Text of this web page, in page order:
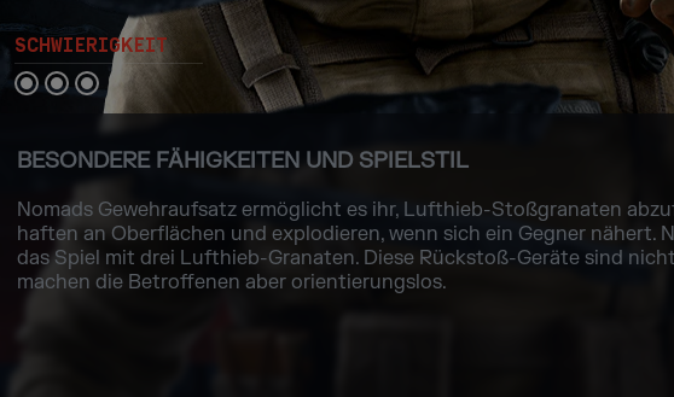
SCHWIERIGKEIT
BESONDERE FÄHIGKEITEN UND SPIELSTIL
Nomads Gewehraufsatz ermöglicht es ihr, Lufthieb-Stoßgranaten
haften an Oberflächen und explodieren, wenn sich ein Gegner nähert.
das Spiel mit drei Lufthieb-Granaten. Diese Rückstoß-Geräte sind
machen die Betroffenen aber orientierungslos.